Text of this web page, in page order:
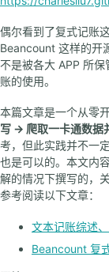
偶尔看到了复式记账
Beancount 这样的开
不是被各大 APP 所
账的使用。
本篇文章是一个从零
写 -> 爬取一卡通数据
考，但此实践并不一
也是可以的。本文内
解的情况下撰写的，
参考阅读以下文章：
文本记账综述
Beancount 复